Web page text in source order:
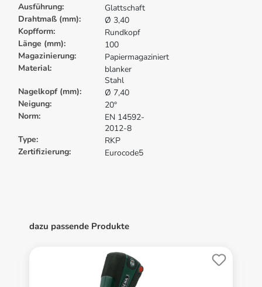
Ausführung:
Glattschaft
Drahtmaß (mm):
Ø 3,40
Kopfform:
Rundkopf
Länge (mm):
100
Magazinierung:
Papiermagaziniert
Material:
blanker
Stahl
Nagelkopf (mm):
Ø 7,40
Neigung:
20°
Norm:
EN 14592-
2012-8
Type:
RKP
Zertifizierung:
Eurocode5
dazu passende Produkte